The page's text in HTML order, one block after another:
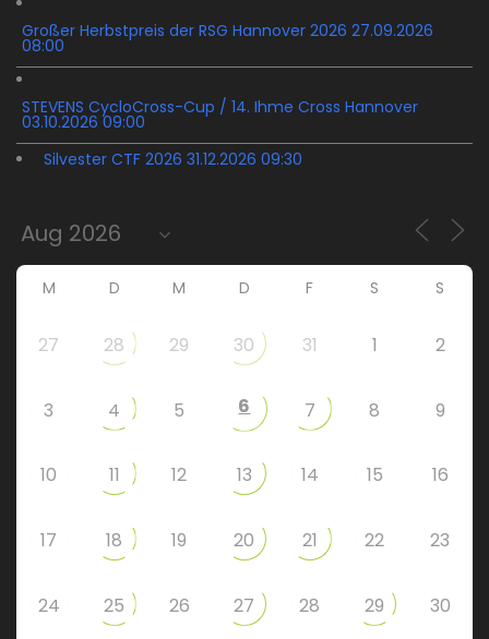
Großer Herbstpreis der RSG Hannover 2026 27.09.2026
08:00
STEVENS CycloCross-Cup / 14. Ihme Cross Hannover
03.10.2026 09:00
Silvester CTF 2026 31.12.2026 09:30
M D M D F S S
27 28 29 30 31 1 2
3 4 5 6 7 8 9
10 11 12 13 14 15 16
17 18 19 20 21 22 23
24 25 26 27 28 29 30